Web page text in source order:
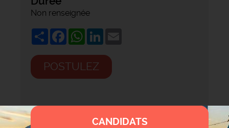
Non renseignée
ShareFacebookWhatsApp
LinkedIn
POSTULEZ
CANDIDATS